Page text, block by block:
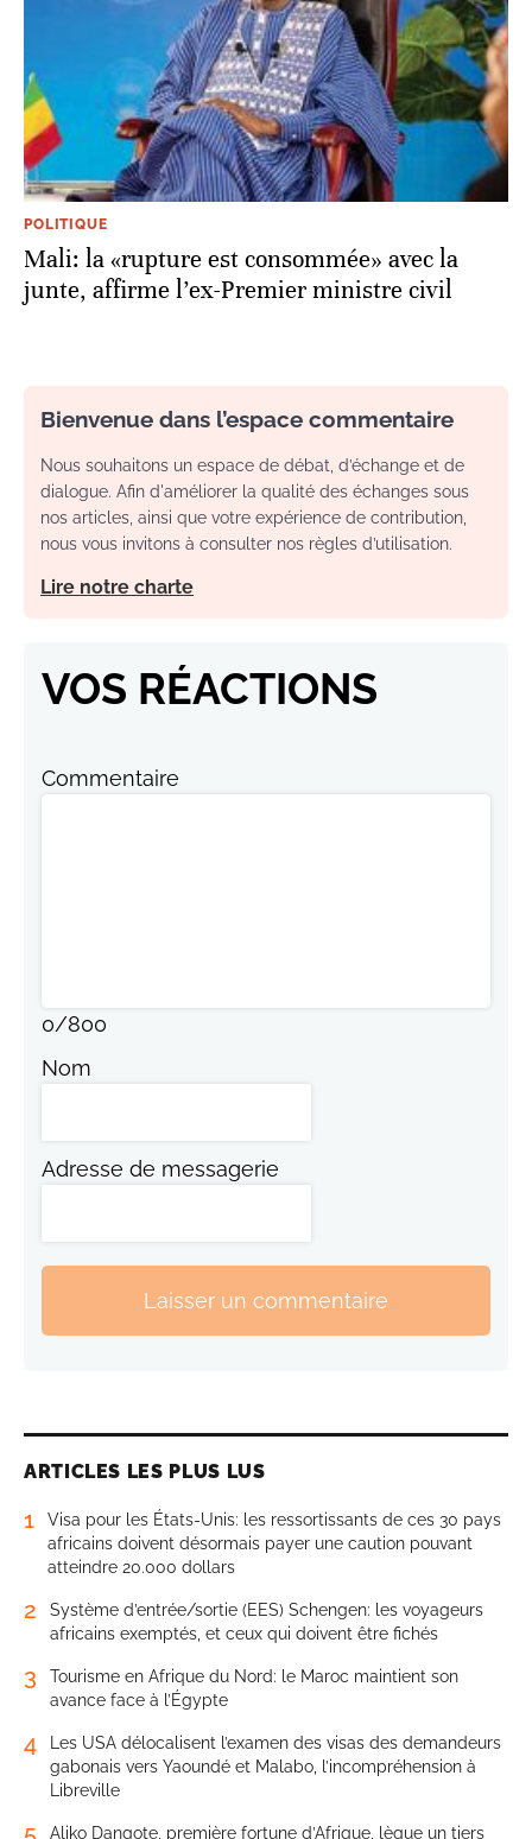
POLITIQUE
Mali: la «rupture est consommée» avec la
junte, affirme l’ex-Premier ministre civil
Bienvenue dans l’espace commentaire
Nous souhaitons un espace de débat, d’échange et de
dialogue. Afin d'améliorer la qualité des échanges sous
nos articles, ainsi que votre expérience de contribution,
nous vous invitons à consulter nos règles d’utilisation.
Lire notre charte
VOS RÉACTIONS
Commentaire
0/800
Nom
Adresse de messagerie
Laisser un commentaire
ARTICLES LES PLUS LUS
1
Visa pour les États-Unis: les ressortissants de ces 30 pays
africains doivent désormais payer une caution pouvant
atteindre 20.000 dollars
2
Système d’entrée/sortie (EES) Schengen: les voyageurs
africains exemptés, et ceux qui doivent être fichés
3
Tourisme en Afrique du Nord: le Maroc maintient son
avance face à l’Égypte
4
Les USA délocalisent l’examen des visas des demandeurs
gabonais vers Yaoundé et Malabo, l’incompréhension à
Libreville
Aliko Dangote, première fortune d’Afrique, lègue un tiers